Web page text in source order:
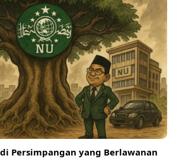
Persimpangan yang Berlawanan